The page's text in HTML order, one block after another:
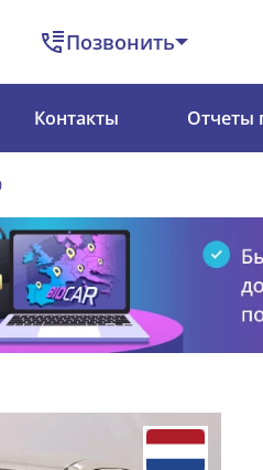
Позвонить
Контакты Отчеты